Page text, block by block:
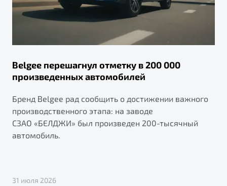
Belgee перешагнул отметку в 200 000
произведенных автомобилей
Бренд Belgee рад сообщить о достижении важного
производственного этапа: на заводе
СЗАО «БЕЛДЖИ» был произведен 200-тысячный
автомобиль.
31 июля 2026